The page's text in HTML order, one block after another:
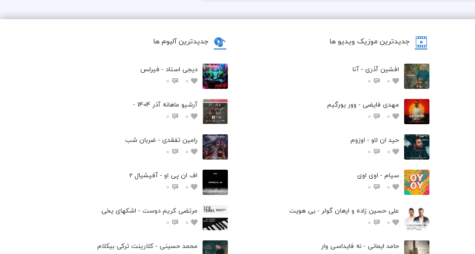
جدیدترین موزیک ویدیو ها
افشین آذری - آنا
0
0
مهدی فایضی - وور یورگیم
0
0
حید ان لاو - اوزوم
0
0
سیام - اوی اوی
0
0
علی حسین زاده و ارهان گولر - بی هویت
0
0
حامد ایمانی - نه فایداسی وار
جدیدترین آلبوم ها
دیجی استاد - فیرلس
0
0
آرشیو ماهانه آذر 1404 -
0
0
رامین تفقدی - ضربان شب
0
0
اف ان پی او - آفیشیال 2
0
0
مرتضی کریم دوست - اشکهای یخی
0
0
محمد حسینی - کلارینت ترکی بیکلام